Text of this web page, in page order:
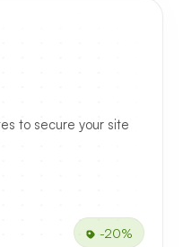
to secure your site
-20%